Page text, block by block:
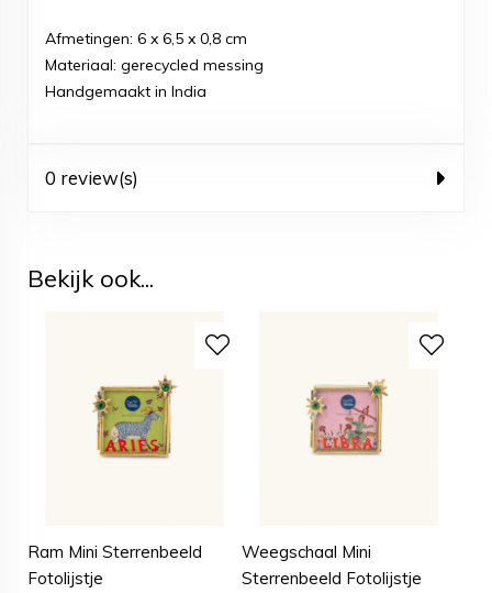
Afmetingen: 6 x 6,5 x 0,8 cm
Materiaal: gerecycled messing
Handgemaakt in India
0 review(s)
Bekijk ook...
Ram Mini Sterrenbeeld
Fotolijstje
Weegschaal Mini
Sterrenbeeld Fotolijstje